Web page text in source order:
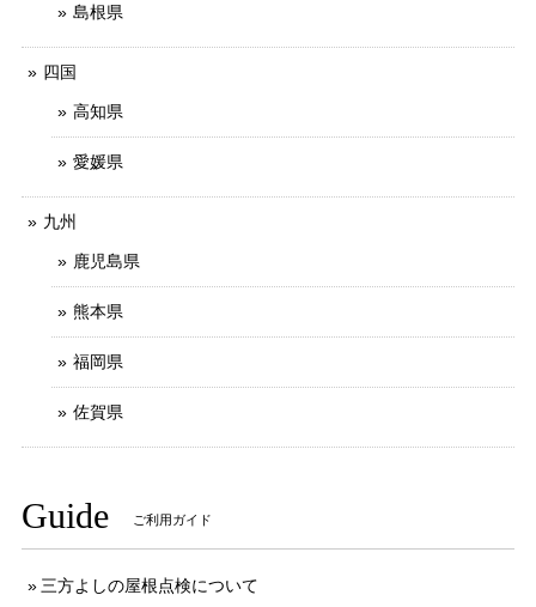
島根県
四国
高知県
愛媛県
九州
鹿児島県
熊本県
福岡県
佐賀県
Guide ご利用ガイド
三方よしの屋根点検について